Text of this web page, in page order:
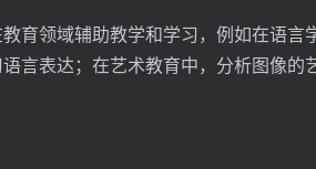
育领域辅助教学和学习，例如在语言
言表达；在艺术教育中，分析图像的